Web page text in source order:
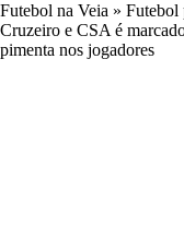
Futebol na Veia » Futebol
Cruzeiro e CSA é
pimenta nos jogadores